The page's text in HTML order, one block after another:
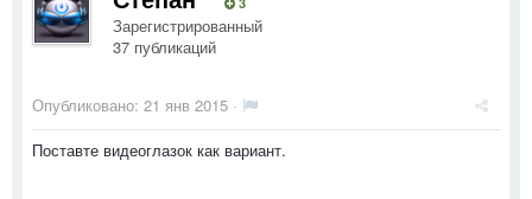
Зарегистрированный
37 публикаций
Опубликовано: 21 янв 2015 ·
Поставте видеоглазок как вариант.